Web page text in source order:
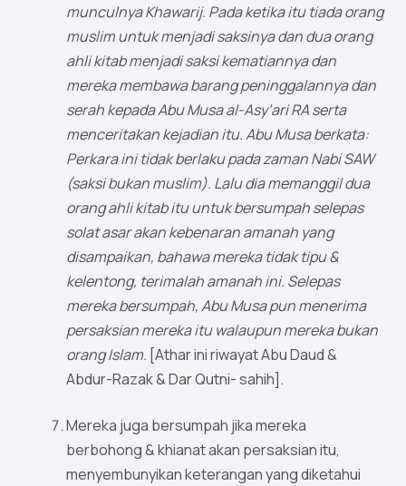
munculnya Khawarij. Pada ketika itu tiada orang
muslim untuk menjadi saksinya dan dua orang
ahli kitab menjadi saksi kematiannya dan
mereka membawa barang peninggalannya dan
serah kepada Abu Musa al-Asy’ari RA serta
menceritakan kejadian itu. Abu Musa berkata:
Perkara ini tidak berlaku pada zaman Nabi SAW
(saksi bukan muslim). Lalu dia memanggil dua
orang ahli kitab itu untuk bersumpah selepas
solat asar akan kebenaran amanah yang
disampaikan, bahawa mereka tidak tipu &
kelentong, terimalah amanah ini. Selepas
mereka bersumpah, Abu Musa pun menerima
persaksian mereka itu walaupun mereka bukan
orang Islam. [Athar ini riwayat Abu Daud &
Abdur-Razak & Dar Qutni- sahih].
Mereka juga bersumpah jika mereka
berbohong & khianat akan persaksian itu,
menyembunyikan keterangan yang diketahui